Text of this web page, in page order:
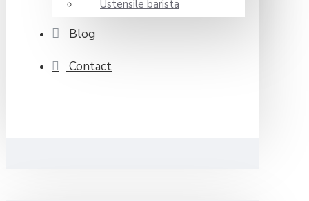
Ustensile barista
Blog
Contact